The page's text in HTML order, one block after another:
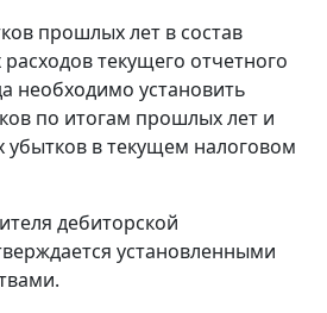
прошлых лет в состав
текущего отчетного
необходимо установить
по итогам прошлых лет и
убытков в текущем налоговом
дебиторской
установленными